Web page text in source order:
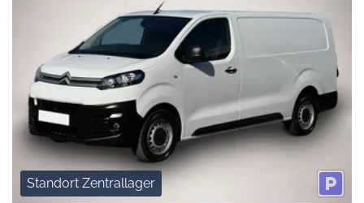
Standort Zentrallager